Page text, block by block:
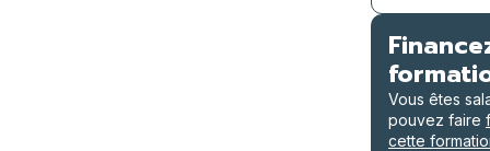
Vous êtes
pouvez faire
cette